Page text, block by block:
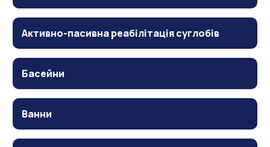
Активно-пасивна реабілітація суглобів
Басейни
Ванни